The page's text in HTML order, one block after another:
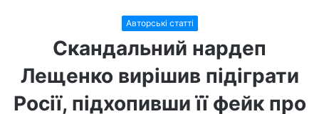
Авторські статті
Скандальний нардеп
Лещенко вирішив підіграти
Росії, підхопивши її фейк про